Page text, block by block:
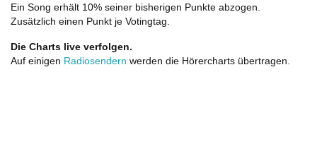
Ein Song erhält 10% seiner bisherigen Punkte abzogen.
Zusätzlich einen Punkt je Votingtag.
Die Charts live verfolgen.
Auf einigen Radiosendern werden die Hörercharts übertragen.